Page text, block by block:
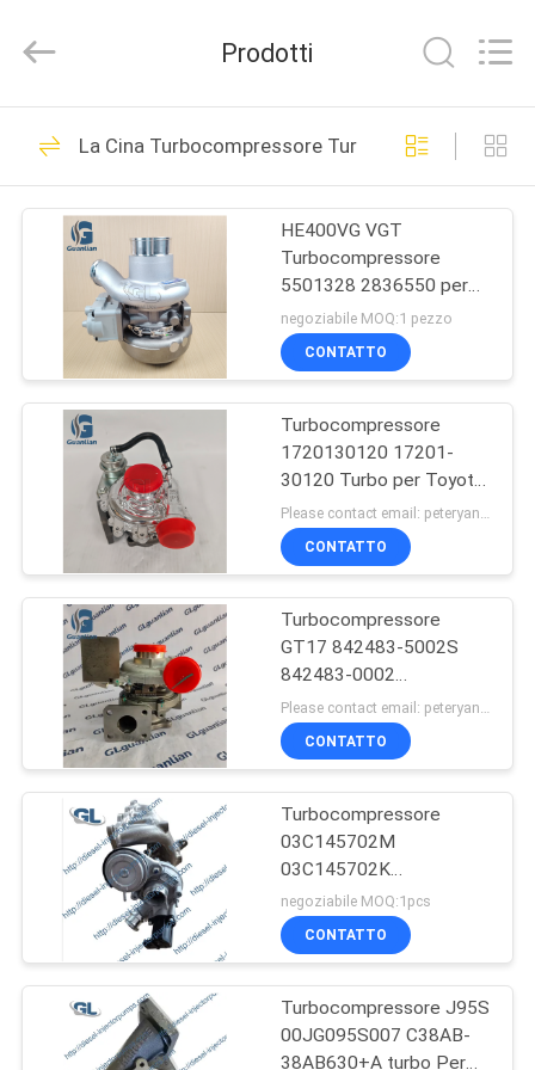
CASA.
PRODOTTI
VIDEO
DI
VISITA
FABBRICA
CONTROLLO
DELLA
QUALITÀ
CHIEDI
PREVENTIVO
MAPPA
Parts
All
Reserved.
Pompe diesel
dell'iniettore
253
Pompa dell'iniettore
di combustibile di
Bosch
105
Cat Injector Pump
Pompa di iniezione
di carburante di
Denso
Prodotti
La Cina Turbocompressore Turbocompressore
HE400VG VGT
Turbocompressore
5501328 2836550 per
Cum-min ISL9 QSL9
negoziabile MOQ:1 pezzo
CONTATTO
Turbocompressore
1720130120 17201-
30120 Turbo per Toyota
con motore 2kd-Ftv
CONTATTO
Turbocompressore
GT17 842483-5002S
842483-0002
S00020764+02 per
SHANGHAI SAIC MAXUS
T60 2.8T PICKUP
CONTATTO
Turbocompressore
03C145702M
03C145702K
03C145702H JB3Q-
6K682-AA Per parte
motore EA111 1.4L
negoziabile MOQ:1pcs
CONTATTO
Turbocompressore J95S
00JG095S007 C38AB-
38AB630+A turbo Per